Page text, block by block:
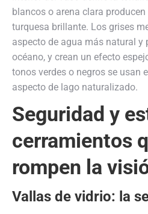
blancos o arena clara
turquesa brillante. Los grises
aspecto de agua más natural y
océano, y crean un efecto
tonos verdes o negros se usan
aspecto de lago naturalizado.
Seguridad y
cerramientos
rompen la
Vallas de vidrio: la